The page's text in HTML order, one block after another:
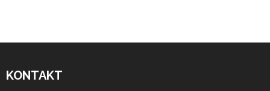
KONTAKT